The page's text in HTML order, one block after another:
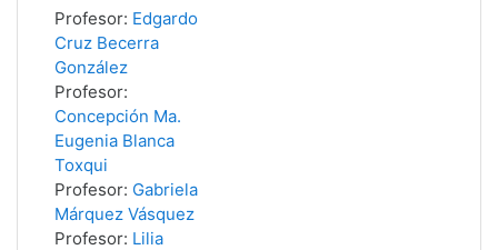
Profesor: Edgardo
Cruz Becerra
González
Profesor:
Concepción Ma.
Eugenia Blanca
Toxqui
Profesor: Gabriela
Márquez Vásquez
Profesor: Lilia